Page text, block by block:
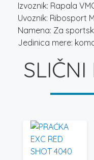
Izvoznik: Rapala
Uvoznik: Ribosport
Namena: Za
Jedinica mere: